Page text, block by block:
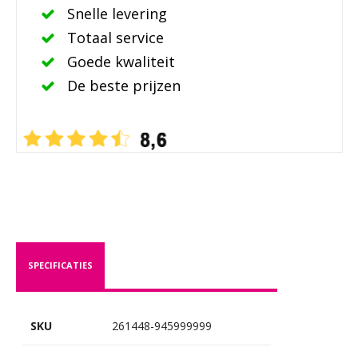
Snelle levering
Totaal service
Goede kwaliteit
De beste prijzen
SPECIFICATIES
SKU 261448-945999999